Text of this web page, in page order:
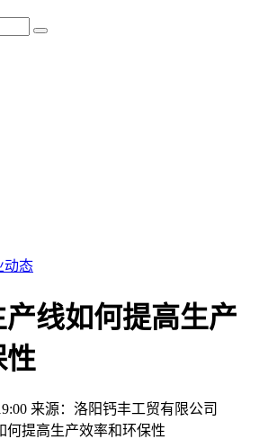
动态
线如何提高生产
性
来源：洛阳钙丰工贸有限公司
提高生产效率和环保性